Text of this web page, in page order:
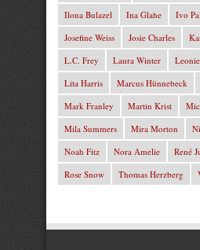
Ilona Bulazel
Ina Glahe Ivo
Josefine Weiss
Josie Charles
L.C. Frey
Laura Winter
Lita Harris
Marcus Hünnebeck
Mark Franley
Martin Krist
Mila Summers
Mira Morton
Noah Fitz
Nora Amelie René
Rose Snow
Thomas Herzberg